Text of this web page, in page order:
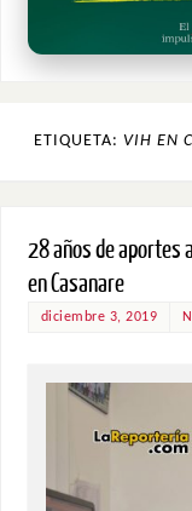
ETIQUETA: VIH EN
28 años de aportes
en Casanare
diciembre 3, 2019